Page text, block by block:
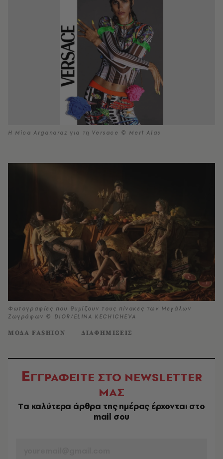
Η Mica Arganaraz για τη Versace © Mert Αlas
Φωτογραφίες που θυμίζουν τους πίνακες των Μεγάλων
Ζωγράφων © DIOR/ELINA KECHICHEVA
ΜΟΔΑ FASHION ΔΙΑΦΗΜΙΣΕΙΣ
ΕΓΓΡΑΦΕΙΤΕ ΣΤΟ NEWSLETTER
ΜΑΣ
Tα καλύτερα άρθρα της ημέρας έρχονται στο
mail σου